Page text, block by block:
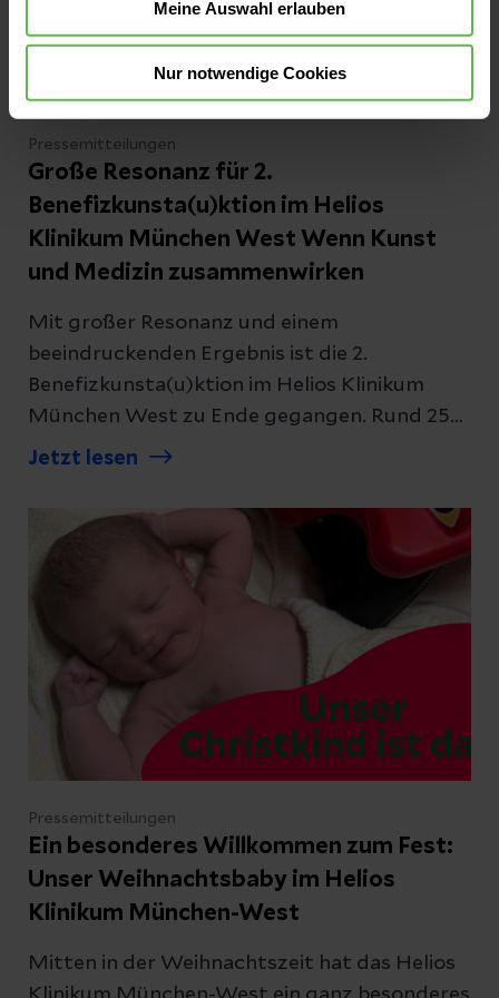
Meine Auswahl erlauben
Nur notwendige Cookies
Pressemitteilungen
Große Resonanz für 2.
Benefizkunsta(u)ktion im Helios
Klinikum München West Wenn Kunst
und Medizin zusammenwirken
Mit großer Resonanz und einem
beeindruckenden Ergebnis ist die 2.
Benefizkunsta(u)ktion im Helios Klinikum
München West zu Ende gegangen. Rund 250
Gäste folgten der Einladung zu einem
gesellschaftliches Engagement und
medizinische Verantwortung auf
eindrucksvolle Weise miteinander verbanden.
Jetzt lesen
Pressemitteilungen
Ein besonderes Willkommen zum Fest:
Unser Weihnachtsbaby im Helios
Klinikum München-West
Mitten in der Weihnachtszeit hat das Helios